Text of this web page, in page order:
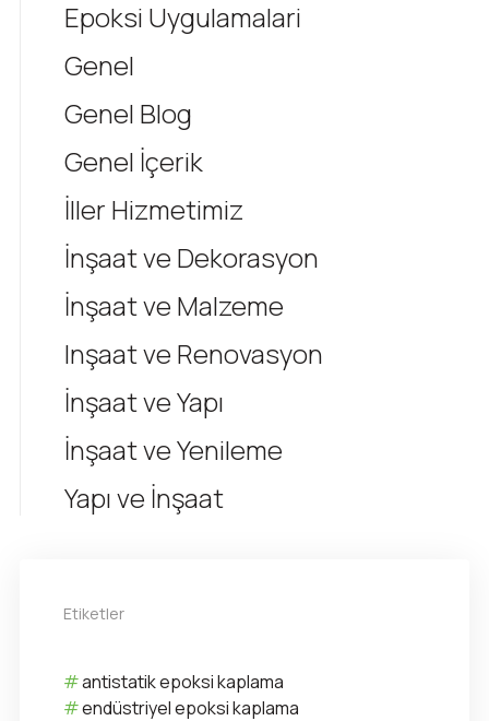
Epoksi Uygulamalari
Genel
Genel Blog
Genel İçerik
İller Hizmetimiz
İnşaat ve Dekorasyon
İnşaat ve Malzeme
Inşaat ve Renovasyon
İnşaat ve Yapı
İnşaat ve Yenileme
Yapı ve İnşaat
Etiketler
antistatik epoksi kaplama
endüstriyel epoksi kaplama